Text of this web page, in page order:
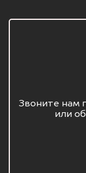
Звоните нам
или